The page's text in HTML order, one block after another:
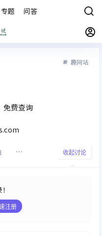
专题 问答
趣网站
免费查询
收起讨论
注册